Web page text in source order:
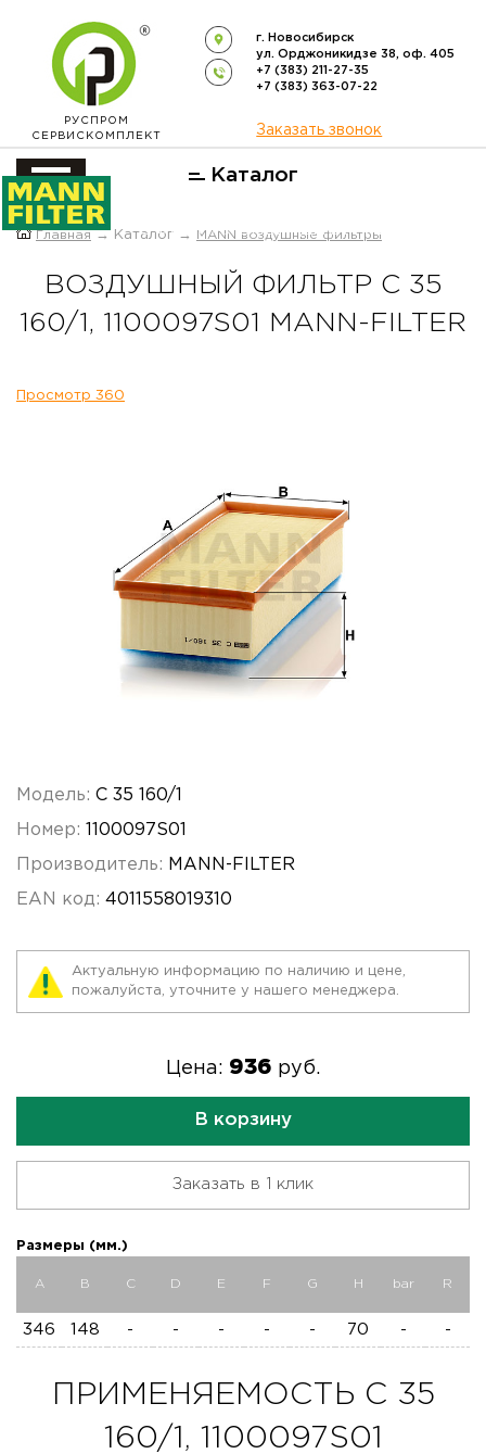
РУСПРОМ
СЕРВИСКОМПЛЕКТ
г. Новосибирск
ул. Орджоникидзе 38, оф. 405
+7 (383) 211-27-35
+7 (383) 363-07-22
Заказать звонок
Каталог
ОФИЦИАЛЬНЫЙ ДИСТРИБЬЮТОР
Главная → Каталог → MANN воздушные фильтры
ВОЗДУШНЫЙ ФИЛЬТР C 35
160/1, 1100097S01 MANN-FILTER
Просмотр 360
Модель: C 35 160/1
Номер: 1100097S01
Производитель: MANN-FILTER
EAN код: 4011558019310
Актуальную информацию по наличию и цене,
пожалуйста, уточните у нашего менеджера.
Цена: 936 руб.
В корзину
Заказать в 1 клик
Размеры (мм.)
A B C D E F G H bar R
346 148 - - - - - 70 - -
ПРИМЕНЯЕМОСТЬ C 35
160/1, 1100097S01